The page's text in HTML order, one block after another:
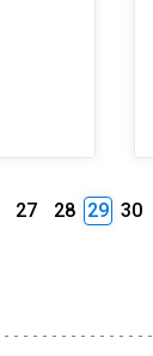
27 28 29 30